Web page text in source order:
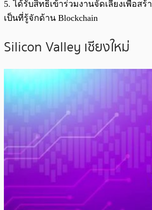
5. ได้รับสิทธิ์เข้าร่วมงานจัดเลี้ยงเพื่อสร้
เป็นที่รู้จักด้าน Blockchain
Silicon Valley เชียงใหม่